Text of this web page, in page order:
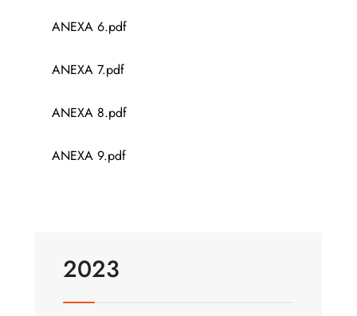
ANEXA 6.pdf
ANEXA 7.pdf
ANEXA 8.pdf
ANEXA 9.pdf
2023